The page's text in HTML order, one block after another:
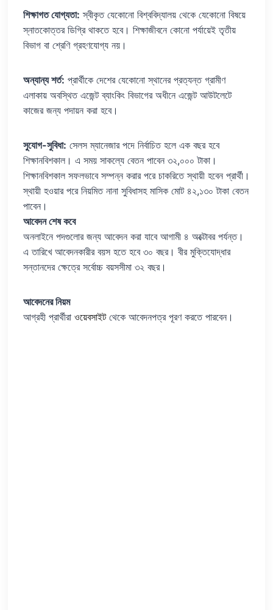
শিক্ষাগত যোগ্যতা: স্বীকৃত যেকোনো বিশ্ববিদ্যালয় থেকে যেকোনো বিষয়ে
স্নাতকোত্তর ডিগ্রি থাকতে হবে। শিক্ষাজীবনে কোনো পর্যায়েই তৃতীয়
বিভাগ বা শ্রেণি গ্রহণযোগ্য নয়।
অন্যান্য শর্ত: প্রার্থীকে দেশের যেকোনো স্থানের প্রত্যন্ত গ্রামীণ
এলাকায় অবস্থিত এজেন্ট ব্যাংকিং বিভাগের অধীনে এজেন্ট আউটলেটে
কাজের জন্য পদায়ন করা হবে।
সুযোগ-সুবিধা: সেলস ম্যানেজার পদে নির্বাচিত হলে এক বছর হবে
শিক্ষানবিশকাল। এ সময় সাকল্যে বেতন পাবেন ৩২,০০০ টাকা।
শিক্ষানবিশকাল সফলভাবে সম্পন্ন করার পরে চাকরিতে স্থায়ী হবেন প্রার্থী।
স্থায়ী হওয়ার পরে নিয়মিত নানা সুবিধাসহ মাসিক মোট ৪২,১৩০ টাকা বেতন
পাবেন।
আবেদন শেষ কবে
অনলাইনে পদগুলোর জন্য আবেদন করা যাবে আগামী ৪ অক্টোবর পর্যন্ত।
এ তারিখে আবেদনকারীর বয়স হতে হবে ৩০ বছর। বীর মুক্তিযোদ্ধার
সন্তানদের ক্ষেত্রে সর্বোচ্চ বয়সসীমা ৩২ বছর।
আবেদনের নিয়ম
আগ্রহী প্রার্থীরা ওয়েবসাইট থেকে আবেদনপত্র পূরণ করতে পারবেন।